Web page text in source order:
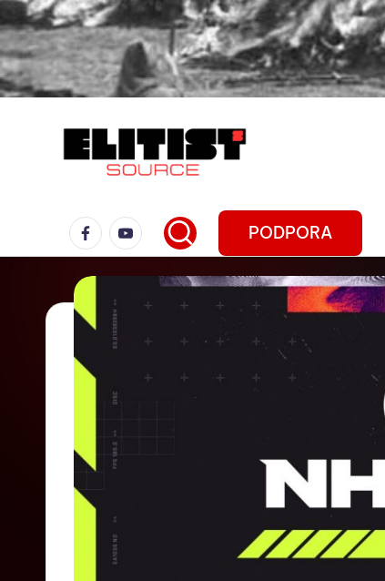
PODPORA